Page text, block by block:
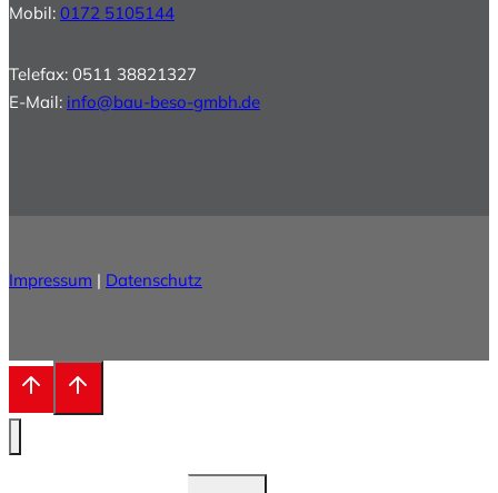
Mobil: 0172 5105144
Telefax: 0511 38821327
E-Mail: info@bau-beso-gmbh.de
Impressum | Datenschutz